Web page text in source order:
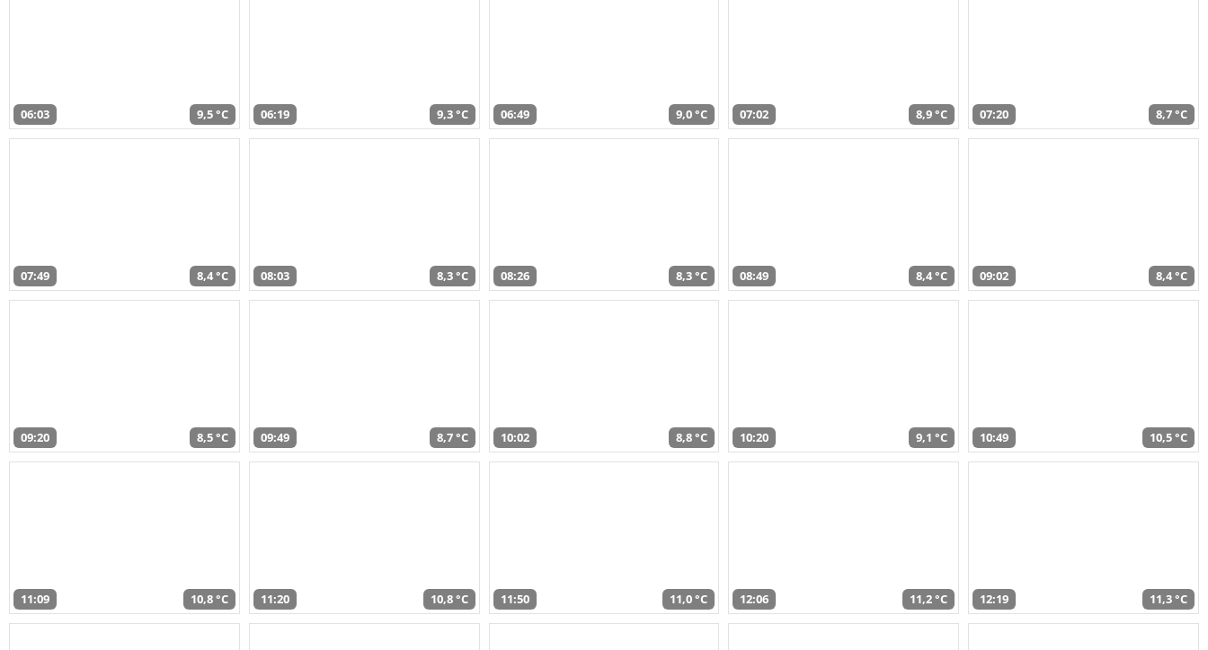
06:03 9,5 °C 06:19 9,3 °C 06:49 9,0 °C 07:02 8,9 °C 07:20 8,7 °C
07:49 8,4 °C 08:03 8,3 °C 08:26 8,3 °C 08:49 8,4 °C 09:02 8,4 °C
09:20 8,5 °C 09:49 8,7 °C 10:02 8,8 °C 10:20 9,1 °C 10:49 10,5 °C
11:09 10,8 °C 11:20 10,8 °C 11:50 11,0 °C 12:06 11,2 °C 12:19 11,3 °C